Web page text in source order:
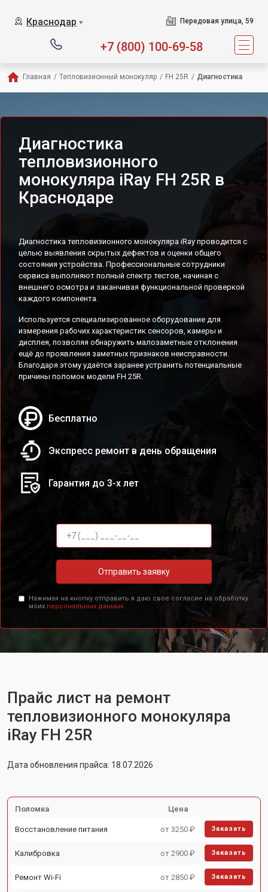
Краснодар ▼ Передовая улица, 59
+7 (800) 100-69-58
Главная / Тепловизионный монокуляр / FH 25R / Диагностика
Диагностика
тепловизионного
монокуляра iRay FH 25R в
Краснодаре
Диагностика тепловизионного монокуляра iRay проводится с
целью выявления скрытых дефектов и оценки общего
состояния устройства. Профессиональные сотрудники
сервиса выполняют полный спектр тестов, начиная с
внешнего осмотра и заканчивая функциональной проверкой
каждого компонента.
Используется специализированное оборудование для
измерения рабочих характеристик сенсоров, камеры и
дисплея, позволяя обнаружить малозаметные отклонения
ещё до проявления заметных признаков неисправности.
Благодаря этому удаётся заранее устранить потенциальные
причины поломок модели FH 25R.
Бесплатно
Экспресс ремонт в день обращения
Гарантия до 3-х лет
Отправить заявку
Нажимая на кнопку отправить я даю свое согласие на обработку
моих персональных данных.
Прайс лист на ремонт
тепловизионного монокуляра
iRay FH 25R
Дата обновления прайса: 18.07.2026
Поломка Цена
Восстановление питания от 3250 ₽ Заказать
Калибровка от 2900 ₽ Заказать
Ремонт Wi-Fi от 2850 ₽ Заказать